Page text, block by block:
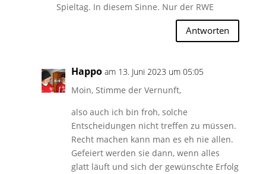
Spieltag. In diesem Sinne. Nur der RWE
Antworten
Happo am 13. Juni 2023 um 05:05
Moin, Stimme der Vernunft,
also auch ich bin froh, solche
Entscheidungen nicht treffen zu müssen.
Recht machen kann man es eh nie allen.
Gefeiert werden sie dann, wenn alles
glatt läuft und sich der gewünschte Erfolg